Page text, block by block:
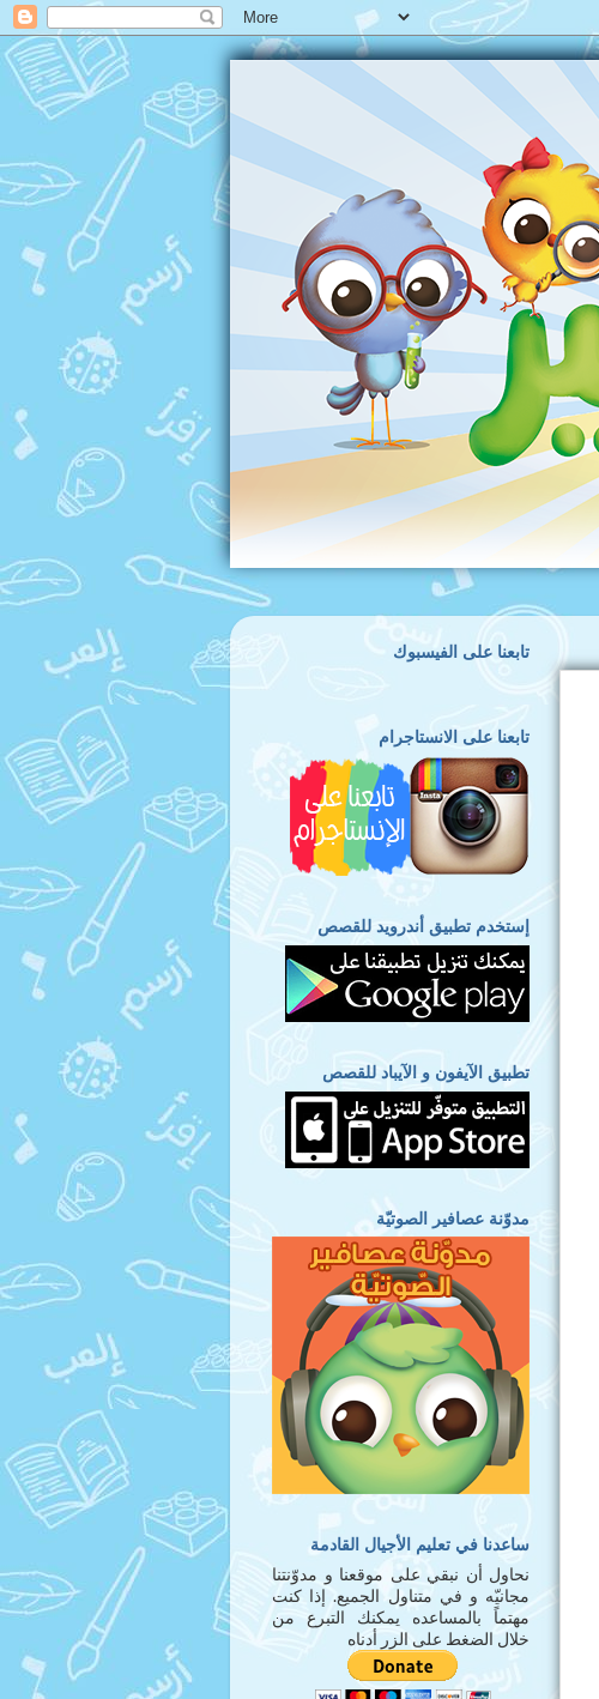
تابعنا على الفيسبوك
تابعنا على الانستاجرام
إستخدم تطبيق أندرويد للقصص
تطبيق الآيفون و الآيباد للقصص
مدوّنة عصافير الصوتيّة
ساعدنا في تعليم الأجيال القادمة
نحاول أن نبقي على موقعنا و مدوّنتنا
مجانيّه و في متناول الجميع. إذا كنت
مهتماً بالمساعده يمكنك التبرع من
خلال الضغط على الزر أدناه